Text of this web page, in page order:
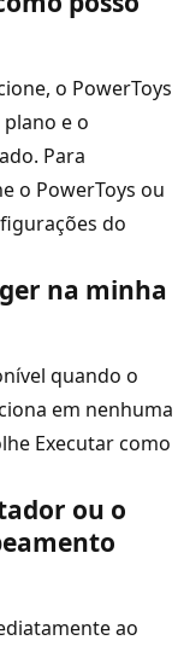
o PowerToys
e o
Para
o PowerToys ou
do
na minha
quando o
em nenhuma
Executar como
ou o
ao